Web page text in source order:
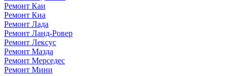
Ремонт Каи
Ремонт Киа
Ремонт Лада
Ремонт Ланд-Ровер
Ремонт Лексус
Ремонт Мазда
Ремонт Мерседес
Ремонт Мини